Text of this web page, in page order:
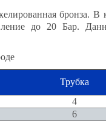
бронза.
до 20 Бар.
Трубка
4
6